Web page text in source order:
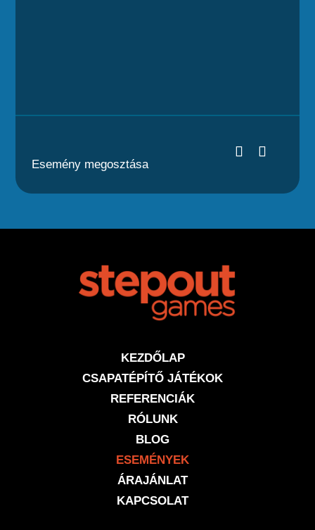
Esemény megosztása
KEZDŐLAP
CSAPATÉPÍTŐ JÁTÉKOK
REFERENCIÁK
RÓLUNK
BLOG
ESEMÉNYEK
ÁRAJÁNLAT
KAPCSOLAT